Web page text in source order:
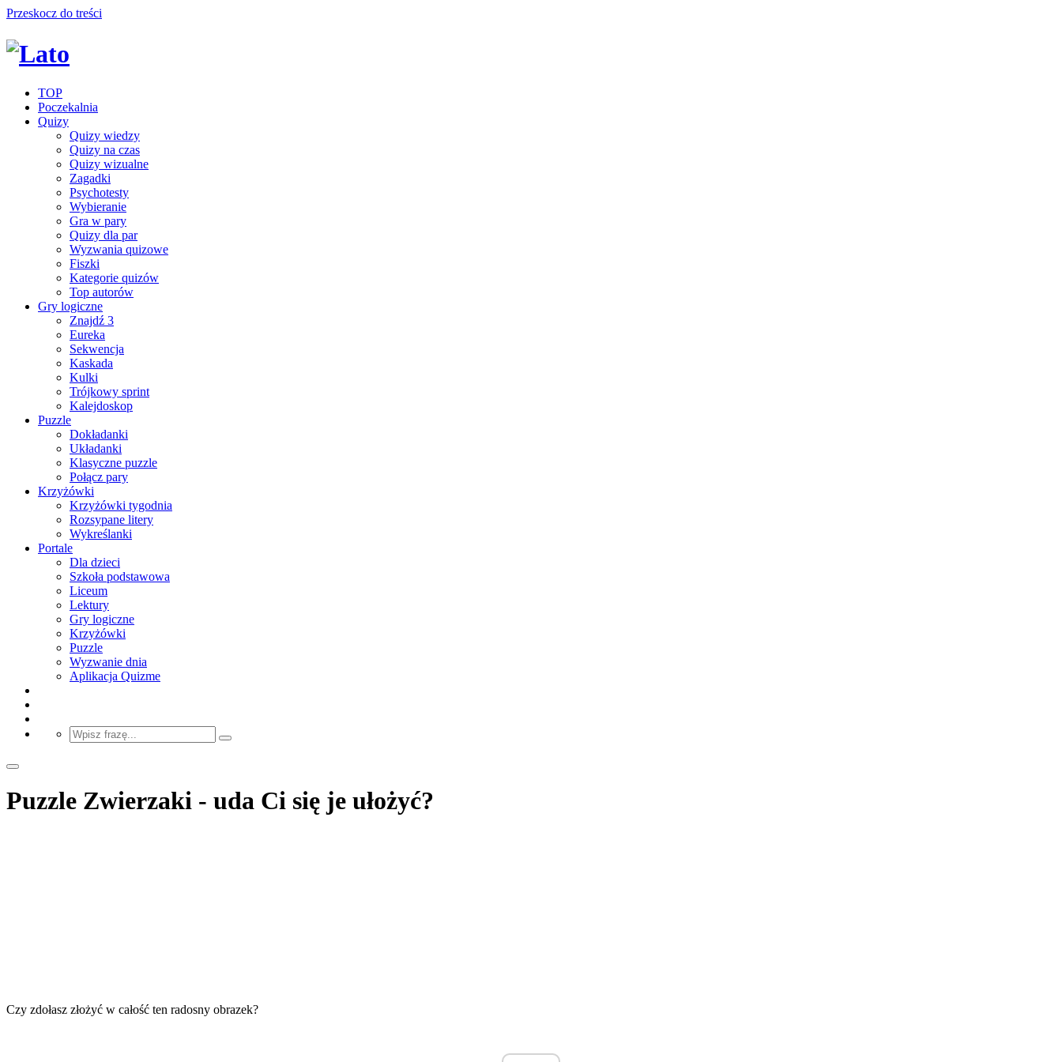
Przeskocz do treści
TOP
Poczekalnia
Quizy
Quizy wiedzy
Quizy na czas
Quizy wizualne
Zagadki
Psychotesty
Wybieranie
Gra w pary
Quizy dla par
Wyzwania quizowe
Fiszki
Kategorie quizów
Top autorów
Gry logiczne
Znajdź 3
Eureka
Sekwencja
Kaskada
Kulki
Trójkowy sprint
Kalejdoskop
Puzzle
Dokładanki
Układanki
Klasyczne puzzle
Połącz pary
Krzyżówki
Krzyżówki tygodnia
Rozsypane litery
Wykreślanki
Portale
Dla dzieci
Szkoła podstawowa
Liceum
Lektury
Gry logiczne
Krzyżówki
Puzzle
Wyzwanie dnia
Aplikacja Quizme
Puzzle Zwierzaki - uda Ci się je ułożyć?
Czy zdołasz złożyć w całość ten radosny obrazek?